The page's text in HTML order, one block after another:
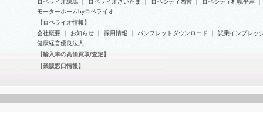
モーターホームbyロペライオ
【ロペライオ情報】
会社概要｜ お知らせ｜ 採用情報 ｜ パンフレットダウンロード ｜
試乗インプレッ
健康経営優良法人
【輸入車の高価買取/査定】
【業販窓口情報】